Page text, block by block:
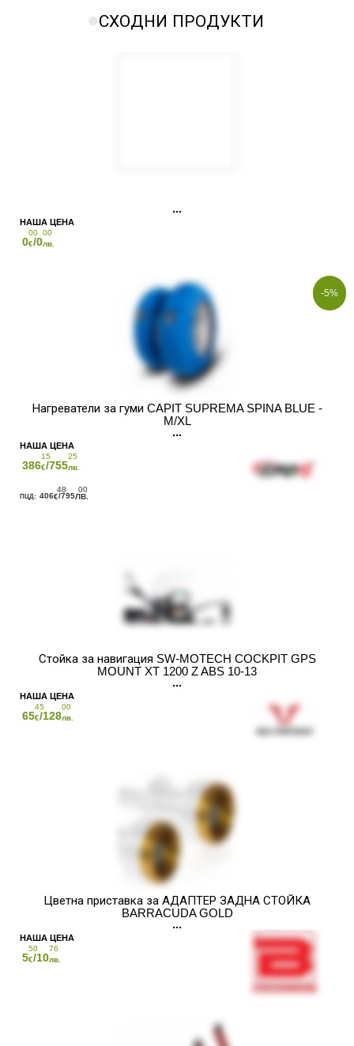
СХОДНИ ПРОДУКТИ
0
00
€/0
00
лв.
-5%
Нагреватели за гуми CAPIT SUPREMA SPINA BLUE -
M/XL
386
15
€/755
25
лв.
406
48
€/795
00
ЛВ.
Стойка за навигация SW-MOTECH COCKPIT GPS
MOUNT XT 1200 Z ABS 10-13
65
45
€/128
00
лв.
Цветна приставка за АДАПТЕР ЗАДНА СТОЙКА
BARRACUDA GOLD
5
50
€/10
76
лв.